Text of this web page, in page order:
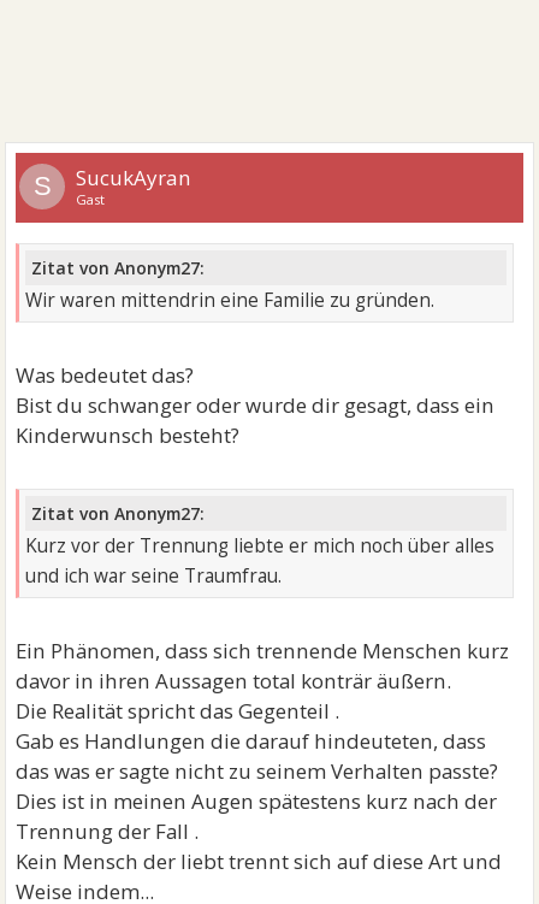
S SucukAyran
Gast
Zitat von Anonym27:
Wir waren mittendrin eine Familie zu gründen.
Was bedeutet das?
Bist du schwanger oder wurde dir gesagt, dass ein
Kinderwunsch besteht?
Zitat von Anonym27:
Kurz vor der Trennung liebte er mich noch über alles
und ich war seine Traumfrau.
Ein Phänomen, dass sich trennende Menschen kurz
davor in ihren Aussagen total konträr äußern.
Die Realität spricht das Gegenteil .
Gab es Handlungen die darauf hindeuteten, dass
das was er sagte nicht zu seinem Verhalten passte?
Dies ist in meinen Augen spätestens kurz nach der
Trennung der Fall .
Kein Mensch der liebt trennt sich auf diese Art und
Weise indem...